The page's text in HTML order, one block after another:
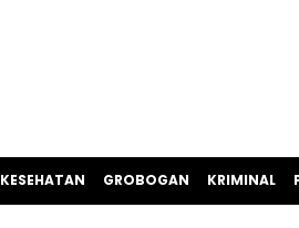
KESEHATAN GROBOGAN KRIMINAL